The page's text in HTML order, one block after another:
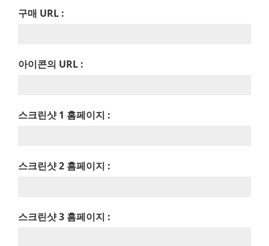
구매 URL :
아이콘의 URL :
스크린샷 1 홈페이지 :
스크린샷 2 홈페이지 :
스크린샷 3 홈페이지 :